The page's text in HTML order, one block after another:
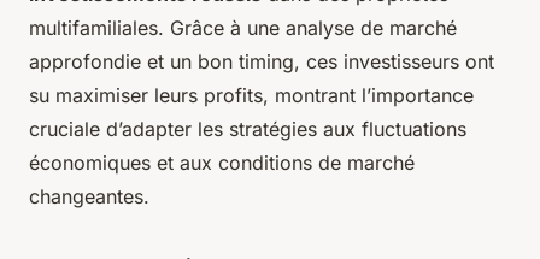
multifamiliales. Grâce à une analyse de marché
approfondie et un bon timing, ces investisseurs ont
su maximiser leurs profits, montrant l’importance
cruciale d’adapter les stratégies aux fluctuations
économiques et aux conditions de marché
changeantes.